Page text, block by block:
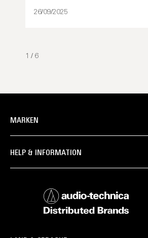
26/09/2025
1 / 6
MARKEN
HELP & INFORMATION